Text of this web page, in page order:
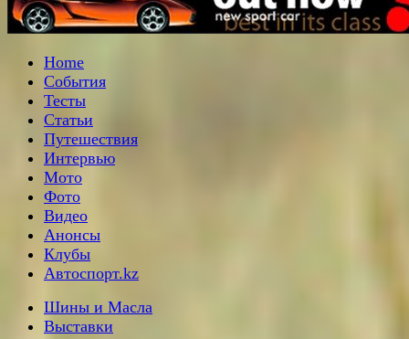
Home
События
Тесты
Статьи
Путешествия
Интервью
Мото
Фото
Видео
Анонсы
Клубы
Автоспорт.kz
Шины и Масла
Выставки